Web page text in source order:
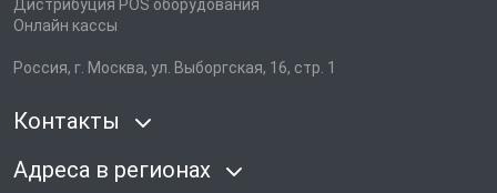
Дистрибуция POS оборудования
Онлайн кассы
Россия, г. Москва, ул. Выборгская, 16, стр. 1
Контакты
Адреса в регионах